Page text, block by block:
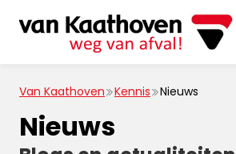
Van Kaathoven Kennis Nieuws
Nieuws